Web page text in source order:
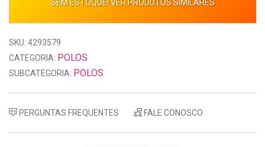
SEM ESTOQUE! VER PRODUTOS SIMILARES
SKU: 4293579
CATEGORIA: POLOS
SUBCATEGORIA: POLOS
PERGUNTAS FREQUENTES FALE CONOSCO